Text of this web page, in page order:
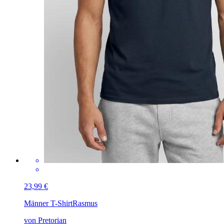
23,99 €
Männer T-ShirtRasmus
von Pretorian